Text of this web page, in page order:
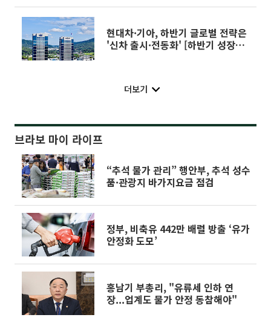
현대차·기아, 하반기 글로벌 전략은
'신차 출시·전동화' [하반기 성장전
더보기
브라보 마이 라이프
“추석 물가 관리” 행안부, 추석 성수
품·관광지 바가지요금 점검
정부, 비축유 442만 배럴 방출 ‘유가
안정화 도모’
홍남기 부총리, "유류세 인하 연
장...업계도 물가 안정 동참해야"